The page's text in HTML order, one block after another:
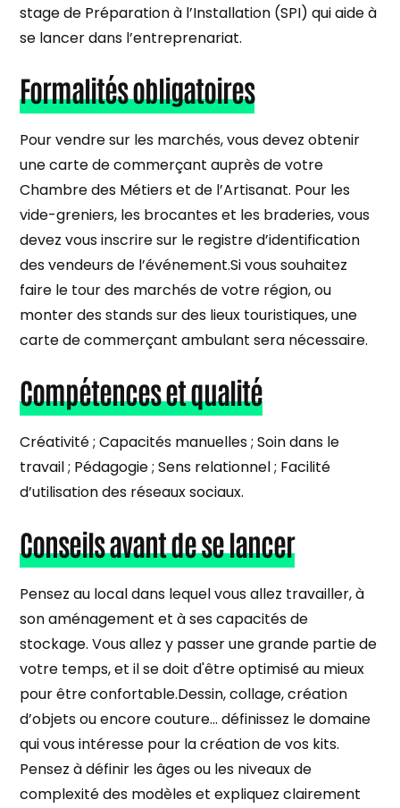
stage de Préparation à l’Installation (SPI) qui aide à
se lancer dans l’entreprenariat.
Formalités obligatoires
Pour vendre sur les marchés, vous devez obtenir
une carte de commerçant auprès de votre
Chambre des Métiers et de l’Artisanat. Pour les
vide-greniers, les brocantes et les braderies, vous
devez vous inscrire sur le registre d’identification
des vendeurs de l’événement.Si vous souhaitez
faire le tour des marchés de votre région, ou
monter des stands sur des lieux touristiques, une
carte de commerçant ambulant sera nécessaire.
Compétences et qualité
Créativité ; Capacités manuelles ; Soin dans le
travail ; Pédagogie ; Sens relationnel ; Facilité
d’utilisation des réseaux sociaux.
Conseils avant de se lancer
Pensez au local dans lequel vous allez travailler, à
son aménagement et à ses capacités de
stockage. Vous allez y passer une grande partie de
votre temps, et il se doit d'être optimisé au mieux
pour être confortable.Dessin, collage, création
d’objets ou encore couture… définissez le domaine
qui vous intéresse pour la création de vos kits.
Pensez à définir les âges ou les niveaux de
complexité des modèles et expliquez clairement